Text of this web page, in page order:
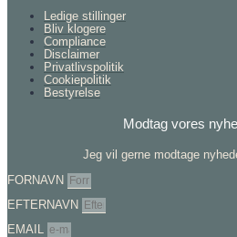
Ledige stillinger
Bliv klogere
Compliance
Disclaimer
Privatlivspolitik
Cookiepolitik
Bestyrelse
Modtag vores
Jeg vil gerne modtage
FORNAVN
EFTERNAVN
EMAIL